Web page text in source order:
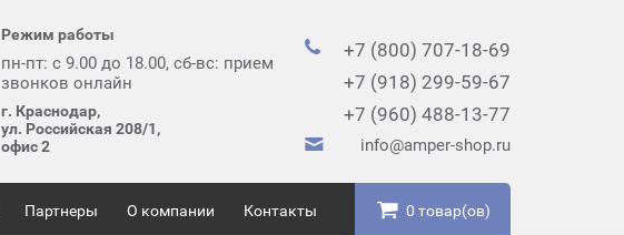
Режим работы
пн-пт: с 9.00 до 18.00, сб-вс: прием
звонков онлайн
г. Краснодар,
ул. Российская 208/1,
офис 2
+7 (800) 707-18-69
+7 (918) 299-59-67
+7 (960) 488-13-77
info@amper-shop.ru
Партнеры О компании Контакты 0 товар(ов)